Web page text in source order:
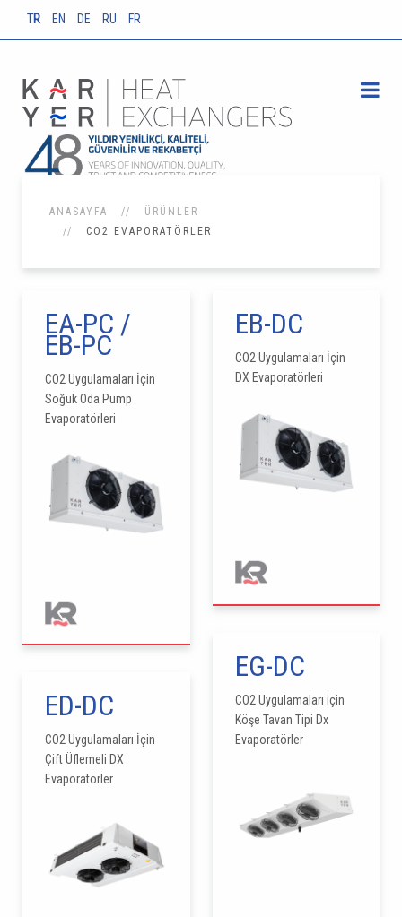
TR EN DE RU FR
ANASAYFA
ÜRÜNLER
CO2 EVAPORATÖRLER
EA-PC /
EB-PC
CO2 Uygulamaları İçin
Soğuk Oda Pump
Evaporatörleri
ED-DC
CO2 Uygulamaları İçin
Çift Üflemeli DX
Evaporatörler
EB-DC
CO2 Uygulamaları İçin
DX Evaporatörleri
EG-DC
CO2 Uygulamaları için
Köşe Tavan Tipi Dx
Evaporatörler